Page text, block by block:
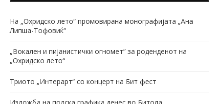
На „Охридско лето“ промовирана монографијата „Ана
Липша-Тофовиќ“
„Вокален и пијанистички огномет“ за роденденот на
„Охридско лето“
Триото „Интерарт“ со концерт на Бит фест
Изложба на полска графика денес во Битола